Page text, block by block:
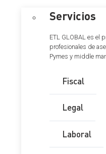
Servicios
ETL GLOBAL es el
profesionales de
Pymes y middle
Fiscal
Legal
Laboral
IMPUESTO
IMPUESTO
SEGUROS
HASTA EL 27 DE
RENTA Y
HASTA EL 30 DE